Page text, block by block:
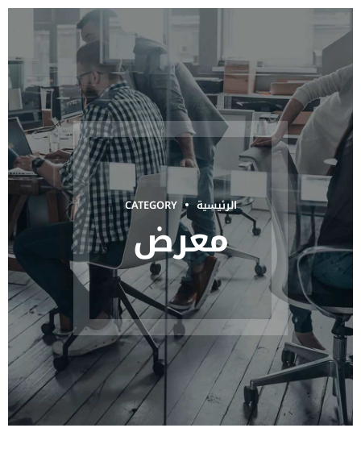
الرئيسية CATEGORY
معرض